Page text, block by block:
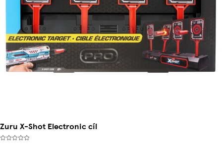
Zuru X-Shot Electronic cíl